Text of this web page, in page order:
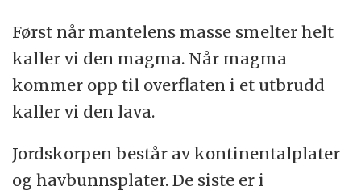
Først når mantelens masse smelter helt
kaller vi den magma. Når magma
kommer opp til overflaten i et utbrudd
kaller vi den lava.
Jordskorpen består av kontinentalplater
og havbunnsplater. De siste er i